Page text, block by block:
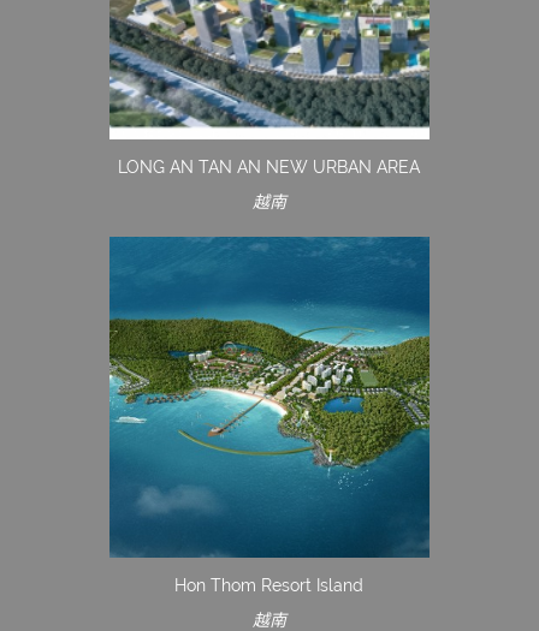
LONG AN TAN AN NEW URBAN AREA
越南
Hon Thom Resort Island
越南